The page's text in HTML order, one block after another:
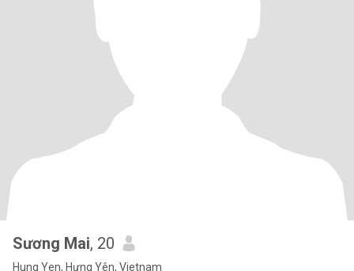
Sương Mai, 20
Hung Yen, Hưng Yên, Vietnam